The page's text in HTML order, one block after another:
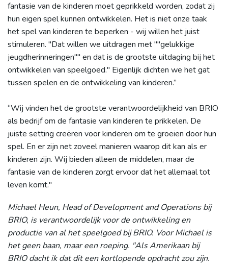
fantasie van de kinderen moet geprikkeld worden, zodat zij
hun eigen spel kunnen ontwikkelen. Het is niet onze taak
het spel van kinderen te beperken - wij willen het juist
stimuleren. "Dat willen we uitdragen met ""gelukkige
jeugdherinneringen"" en dat is de grootste uitdaging bij het
ontwikkelen van speelgoed." Eigenlijk dichten we het gat
tussen spelen en de ontwikkeling van kinderen.”
“Wij vinden het de grootste verantwoordelijkheid van BRIO
als bedrijf om de fantasie van kinderen te prikkelen. De
juiste setting creëren voor kinderen om te groeien door hun
spel. En er zijn net zoveel manieren waarop dit kan als er
kinderen zijn. Wij bieden alleen de middelen, maar de
fantasie van de kinderen zorgt ervoor dat het allemaal tot
leven komt."
Michael Heun, Head of Development and Operations bij
BRIO, is verantwoordelijk voor de ontwikkeling en
productie van al het speelgoed bij BRIO. Voor Michael is
het geen baan, maar een roeping. "Als Amerikaan bij
BRIO dacht ik dat dit een kortlopende opdracht zou zijn.